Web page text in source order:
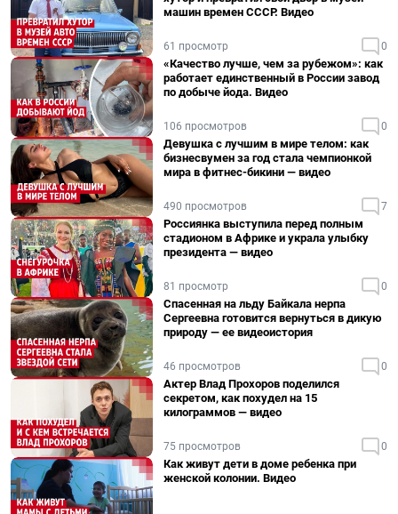
машин времен СССР. Видео
61 просмотр 0
«Качество лучше, чем за рубежом»: как
работает единственный в России завод
по добыче йода. Видео
106 просмотров 0
Девушка с лучшим в мире телом: как
бизнесвумен за год стала чемпионкой
мира в фитнес-бикини — видео
490 просмотров 7
Россиянка выступила перед полным
стадионом в Африке и украла улыбку
президента — видео
81 просмотр 0
Спасенная на льду Байкала нерпа
Сергеевна готовится вернуться в дикую
природу — ее видеоистория
46 просмотров 0
Актер Влад Прохоров поделился
секретом, как похудел на 15
килограммов — видео
75 просмотров 0
Как живут дети в доме ребенка при
женской колонии. Видео